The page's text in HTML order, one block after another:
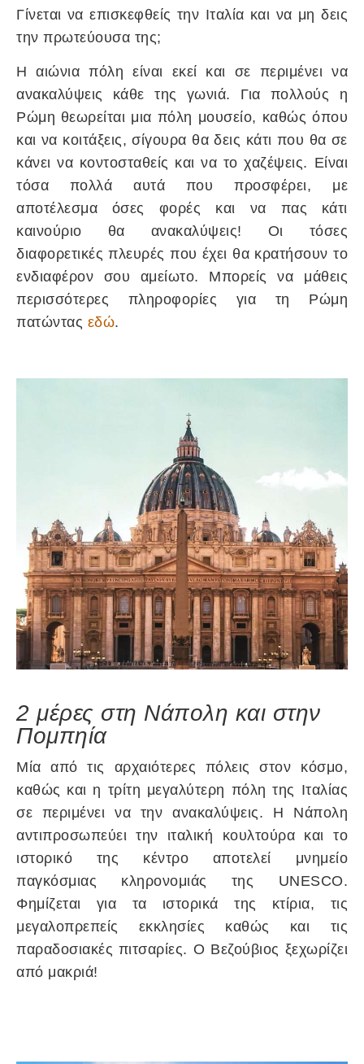
Γίνεται να επισκεφθείς την Ιταλία και να μη δεις
την πρωτεύουσα της;
Η αιώνια πόλη είναι εκεί και σε περιμένει να
ανακαλύψεις κάθε της γωνιά. Για πολλούς η
Ρώμη θεωρείται μια πόλη μουσείο, καθώς όπου
και να κοιτάξεις, σίγουρα θα δεις κάτι που θα σε
κάνει να κοντοσταθείς και να το χαζέψεις. Είναι
τόσα πολλά αυτά που προσφέρει, με
αποτέλεσμα όσες φορές και να πας κάτι
καινούριο θα ανακαλύψεις! Οι τόσες
διαφορετικές πλευρές που έχει θα κρατήσουν το
ενδιαφέρον σου αμείωτο. Μπορείς να μάθεις
περισσότερες πληροφορίες για τη Ρώμη
πατώντας εδώ.
2 μέρες στη Νάπολη και στην
Πομπηία
Μία από τις αρχαιότερες πόλεις στον κόσμο,
καθώς και η τρίτη μεγαλύτερη πόλη της Ιταλίας
σε περιμένει να την ανακαλύψεις. Η Νάπολη
αντιπροσωπεύει την ιταλική κουλτούρα και το
ιστορικό της κέντρο αποτελεί μνημείο
παγκόσμιας κληρονομιάς της UNESCO.
Φημίζεται για τα ιστορικά της κτίρια, τις
μεγαλοπρεπείς εκκλησίες καθώς και τις
παραδοσιακές πιτσαρίες. Ο Βεζούβιος ξεχωρίζει
από μακριά!